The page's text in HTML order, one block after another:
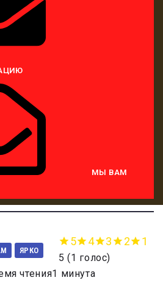
МЫ ВАМ
ЯРКО
5 4 3 2 1
5 (1 голос)
чтения1 минута